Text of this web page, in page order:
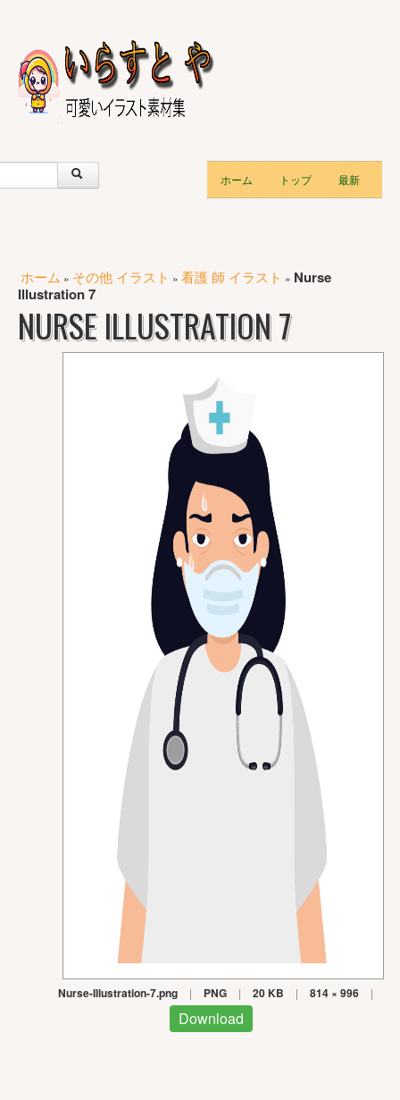
ホーム トップ 最新
ホーム » その他 イラスト » 看護 師 イラスト » Nurse
Illustration 7
NURSE ILLUSTRATION 7
Nurse-Illustration-7.png | PNG | 20 KB | 814 × 996 |
Download